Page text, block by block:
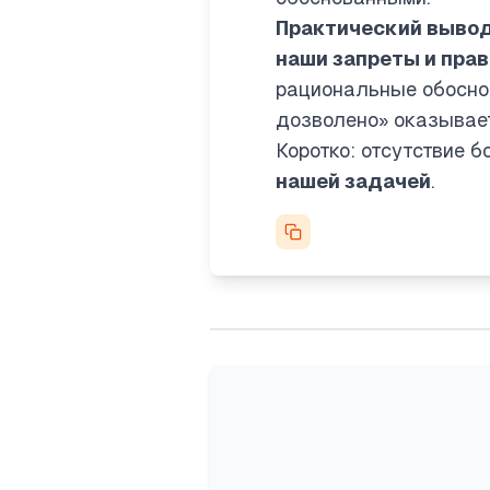
Практический
наши запреты и
рациональные
дозволено»
Коротко: отсутствие
нашей задачей.